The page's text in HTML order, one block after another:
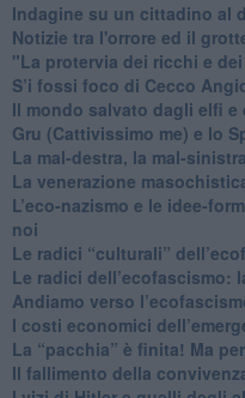
Indagine su un cittadino al
Notizie tra l'orrore ed il
"La protervia dei ricchi e
S’i fossi foco di Cecco
​Il mondo salvato dagli elfi e
Gru (Cattivissimo me) e lo
​La mal-destra, la mal-
​La venerazione
​L’eco-nazismo e le idee-
noi
​Le radici “culturali”
Le radici dell’ecofascismo:
Andiamo verso
I costi economici
​La “pacchia” è finita! Ma
​Il fallimento della